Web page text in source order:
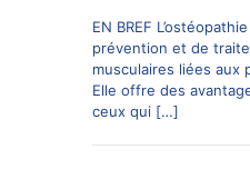
EN BREF
prévention et de
musculaires liées aux
Elle offre des
ceux qui […]